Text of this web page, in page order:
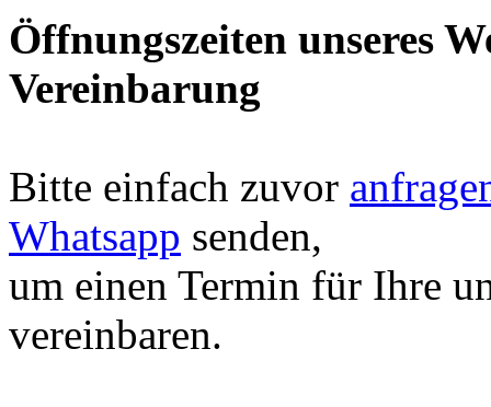
Öffnungszeiten unseres
Vereinbarung
Bitte einfach zuvor
Whatsapp senden,
um einen Termin für Ihre
vereinbaren.